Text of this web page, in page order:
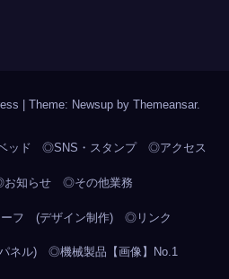
| Theme: Newsup by Themeansar.
ッド ◎SNS・スタンプ ◎アクセス
知らせ ◎その他業務
フ (デザイン制作) ◎リンク
ネル) ◎機械製品【画像】No.1